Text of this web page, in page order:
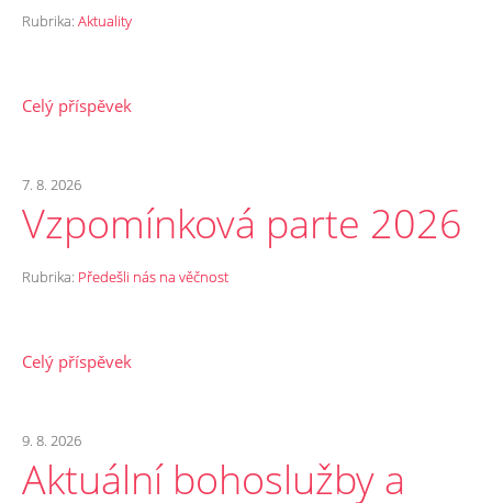
Rubrika: Aktuality
Celý příspěvek
7. 8. 2026
Vzpomínková parte 2026
Rubrika: Předešli nás na věčnost
Celý příspěvek
9. 8. 2026
Aktuální bohoslužby a